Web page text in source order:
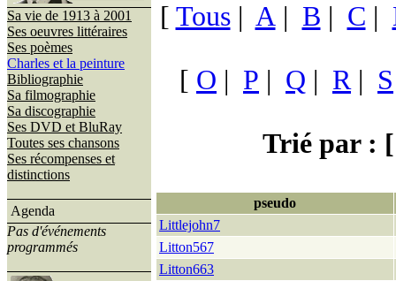
Sa vie de 1913 à 2001
Ses oeuvres littéraires
Ses poèmes
Charles et la peinture
Bibliographie
Sa filmographie
Sa discographie
Ses DVD et BluRay
Toutes ses chansons
Ses récompenses et
distinctions
Agenda
Pas d'événements
programmés
[ Tous| A| B | C |
[ O | P | Q | R| S
Trié par : [
pseudo
Littlejohn7
Litton567
Litton663